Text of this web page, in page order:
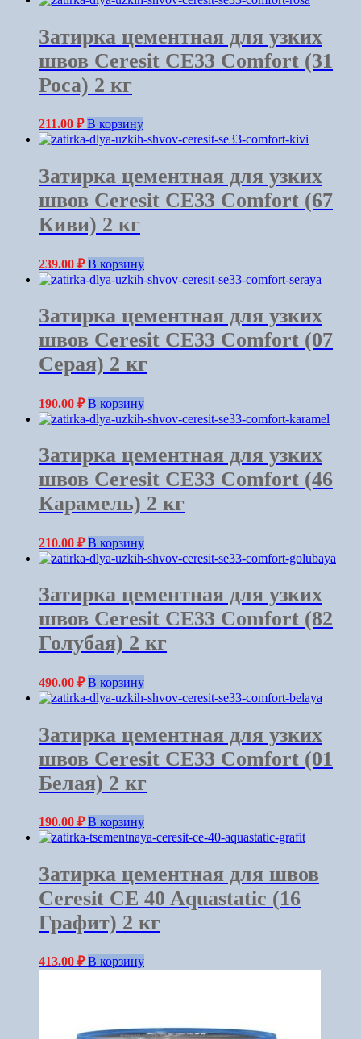
Затирка цементная для узких
швов Ceresit СЕ33 Comfort (31
Роса) 2 кг
211.00 ₽ В корзину
Затирка цементная для узких
швов Ceresit СЕ33 Comfort (67
Киви) 2 кг
239.00 ₽ В корзину
Затирка цементная для узких
швов Ceresit СЕ33 Comfort (07
Серая) 2 кг
190.00 ₽ В корзину
Затирка цементная для узких
швов Ceresit СЕ33 Comfort (46
Карамель) 2 кг
210.00 ₽ В корзину
Затирка цементная для узких
швов Ceresit СЕ33 Comfort (82
Голубая) 2 кг
490.00 ₽ В корзину
Затирка цементная для узких
швов Ceresit СЕ33 Comfort (01
Белая) 2 кг
190.00 ₽ В корзину
Затирка цементная для швов
Ceresit CE 40 Aquastatic (16
Графит) 2 кг
413.00 ₽ В корзину